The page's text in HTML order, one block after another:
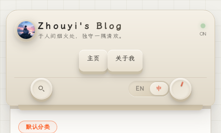
Zhouyi's Blog
于人间烟火处，独守一隅清欢。 ON
主页 关于我
EN 中
默认分类